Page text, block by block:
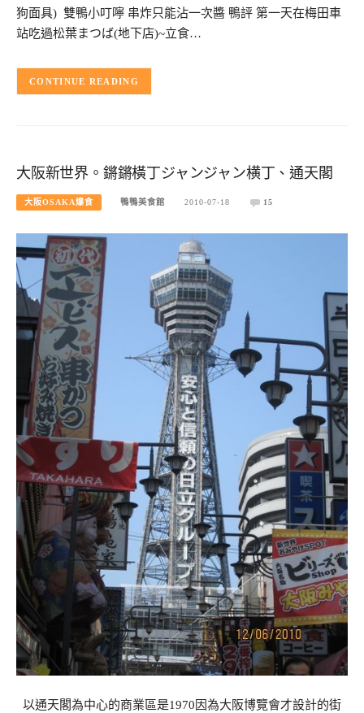
狗面具) 雙鴨小叮嚀 串炸只能沾一次醬 鴨評 第一天在梅田車
站吃過松葉まつば(地下店)~立食…
CONTINUE READING
大阪新世界。鏘鏘橫丁ジャンジャン横丁、通天閣
大阪OSAKA爆食 鴨鴨美食館 2010-07-18 15
以通天閣為中心的商業區是1970因為大阪博覽會才設計的街